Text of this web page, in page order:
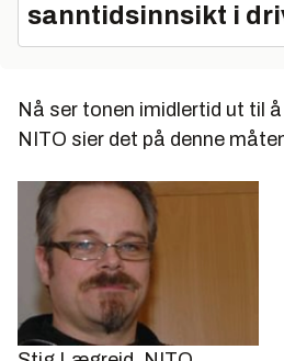
sanntidsinnsikt i
Nå ser tonen imidlertid ut til
NITO sier det på denne